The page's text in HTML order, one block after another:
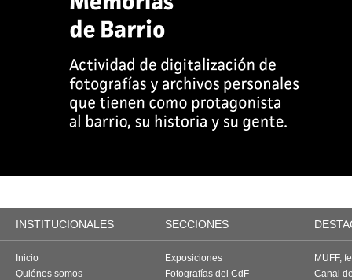
INSTITUCIONALES SECCIONES
Inicio
Quiénes somos
Exposiciones
Fotografías del CdF
MUFF,
Canal